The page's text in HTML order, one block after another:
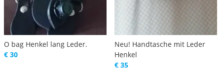
O bag Henkel lang Leder.
€ 30
Neu! Handtasche mit Leder
Henkel
€ 35